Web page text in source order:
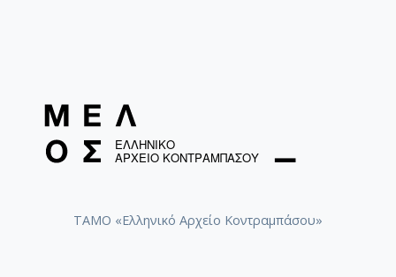
ΤΑΜΟ «Ελληνικό Αρχείο Κοντραμπάσου»